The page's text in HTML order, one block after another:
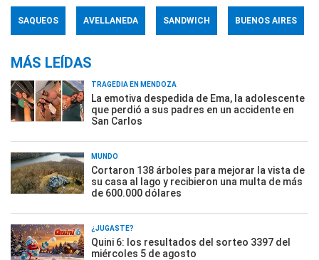
SAQUEOS AVELLANEDA SANDWICH BUENOS AIRES
MÁS LEÍDAS
TRAGEDIA EN MENDOZA
La emotiva despedida de Ema, la adolescente
que perdió a sus padres en un accidente en
San Carlos
MUNDO
Cortaron 138 árboles para mejorar la vista de
su casa al lago y recibieron una multa de más
de 600.000 dólares
¿JUGASTE?
Quini 6: los resultados del sorteo 3397 del
miércoles 5 de agosto